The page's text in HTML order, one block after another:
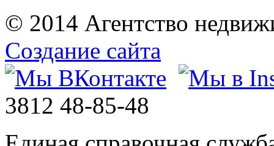
© 2014 Агентство
Создание сайта
3812 48-85-48